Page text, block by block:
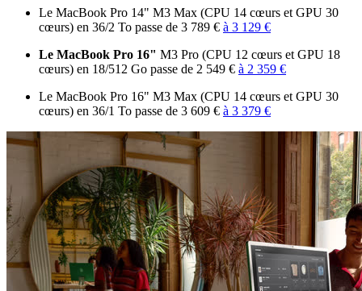
Le MacBook Pro 14" M3 Max (CPU 14 cœurs et GPU 30
cœurs) en 36/2 To passe de 3 789 € à 3 129 €
Le MacBook Pro 16" M3 Pro (CPU 12 cœurs et GPU 18
cœurs) en 18/512 Go passe de 2 549 € à 2 359 €
Le MacBook Pro 16" M3 Max (CPU 14 cœurs et GPU 30
cœurs) en 36/1 To passe de 3 609 € à 3 379 €